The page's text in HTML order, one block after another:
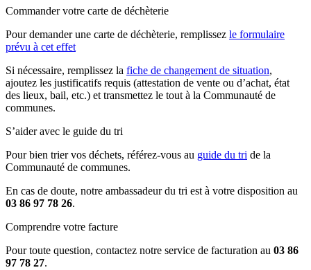
Commander votre carte de déchèterie
Pour demander une carte de déchèterie, remplissez le formulaire
prévu à cet effet
Si nécessaire, remplissez la fiche de changement de situation,
ajoutez les justificatifs requis (attestation de vente ou d’achat, état
des lieux, bail, etc.) et transmettez le tout à la Communauté de
communes.
S’aider avec le guide du tri
Pour bien trier vos déchets, référez-vous au guide du tri de la
Communauté de communes.
En cas de doute, notre ambassadeur du tri est à votre disposition au
03 86 97 78 26.
Comprendre votre facture
Pour toute question, contactez notre service de facturation au 03 86
97 78 27.